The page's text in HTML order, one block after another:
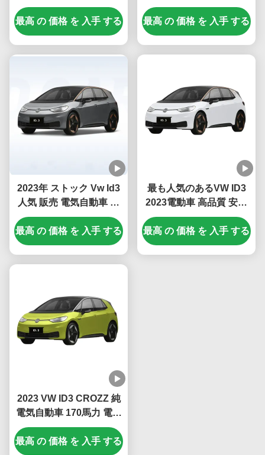
い航行距離 電気 新エネル
ギー車両 ベストゥーン
Nat
最高 の 価格 を 入手 する
さい.
最高 の 価格 を 入手 する
2023年 ストック Vw Id3
人気 販売 電気自動車 家
族用車 遠距離新型電気自
動車
最高 の 価格 を 入手 する
最も人気のあるVW ID3
2023電動車 高品質 安い
価格 電動車 長さ450km
耐久性 ev ID3電動車
最高 の 価格 を 入手 する
2023 VW ID3 CROZZ 純
電気自動車 170馬力 電動
モーター 125kW 最大出
力
最高 の 価格 を 入手 する